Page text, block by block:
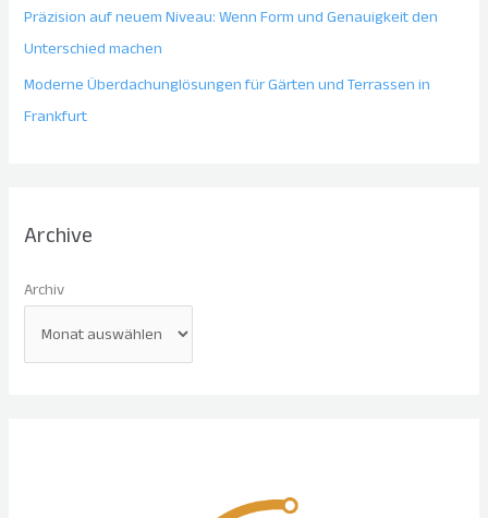
Präzision auf neuem Niveau: Wenn Form und Genauigkeit den
Unterschied machen
Moderne Überdachunglösungen für Gärten und Terrassen in
Frankfurt
Archive
Archiv